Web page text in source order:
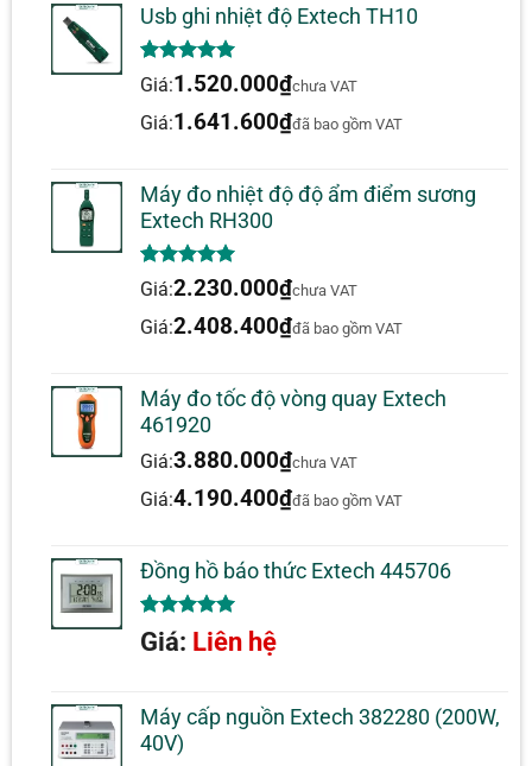
Usb ghi nhiệt độ Extech TH10
5.00trên 5
dựa trên
1
đánh giá
Giá:1.520.000₫chưa VAT
Giá:1.641.600₫đã bao gồm VAT
Máy đo nhiệt độ độ ẩm điểm sương
Extech RH300
5.00trên 5
dựa trên
1
đánh giá
Giá:2.230.000₫chưa VAT
Giá:2.408.400₫đã bao gồm VAT
Máy đo tốc độ vòng quay Extech
461920
Giá:3.880.000₫chưa VAT
Giá:4.190.400₫đã bao gồm VAT
Đồng hồ báo thức Extech 445706
5.00trên 5
dựa trên
1
Giá: Liên hệ
Máy cấp nguồn Extech 382280 (200W,
40V)